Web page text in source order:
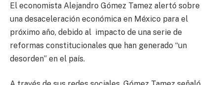
El economista Alejandro Gómez Tamez alertó sobre
una desaceleración económica en México para el
próximo año, debido al impacto de una serie de
reformas constitucionales que han generado “un
desorden” en el país.